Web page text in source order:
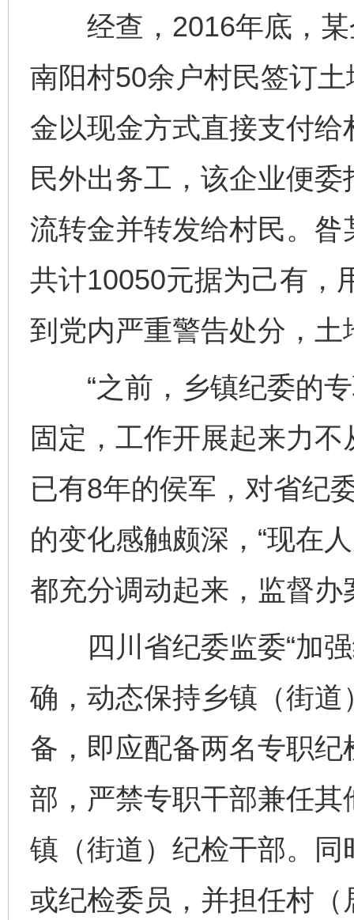
经查，2016年底，某
南阳村50余户村民签订
金以现金方式直接支付
民外出务工，该企业便
流转金并转发给村民。
共计10050元据为己有，
到党内严重警告处分，
“之前，乡镇纪委的专
固定，工作开展起来力
已有8年的侯军，对省纪
的变化感触颇深，“现在
都充分调动起来，监督办
四川省纪委监委“加强
确，动态保持乡镇（街道
备，即应配备两名专职
部，严禁专职干部兼任
镇（街道）纪检干部。
或纪检委员，并担任村